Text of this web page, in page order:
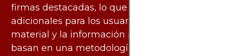
firmas destacadas, lo que no genera costos
adicionales para los usuarios. Todo el
material y la información publicados se
basan en una metodología imparcial y están